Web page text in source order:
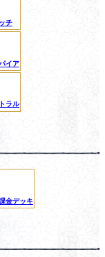
チ
イア
ラル
金デッキ